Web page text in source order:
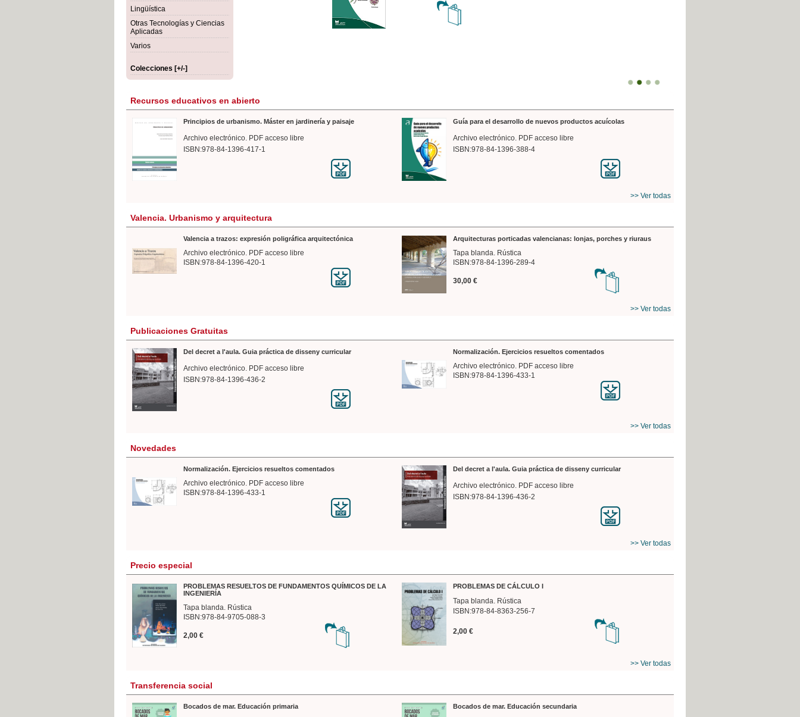
Lingüística
Otras Tecnologías y Ciencias
Aplicadas
Varios
Colecciones [+/-]
Recursos educativos en abierto
Principios de urbanismo. Máster en jardinería y paisaje
Archivo electrónico. PDF acceso libre
ISBN:978-84-1396-417-1
Guía para el desarrollo de nuevos productos acuícolas
Archivo electrónico. PDF acceso libre
ISBN:978-84-1396-388-4
>> Ver todas
Valencia. Urbanismo y arquitectura
Valencia a trazos: expresión poligráfica arquitectónica
Archivo electrónico. PDF acceso libre
ISBN:978-84-1396-420-1
Arquitecturas porticadas valencianas: lonjas, porches y riuraus
Tapa blanda. Rústica
ISBN:978-84-1396-289-4
30,00 €
>> Ver todas
Publicaciones Gratuitas
Del decret a l'aula. Guia práctica de disseny curricular
Archivo electrónico. PDF acceso libre
ISBN:978-84-1396-436-2
Normalización. Ejercicios resueltos comentados
Archivo electrónico. PDF acceso libre
ISBN:978-84-1396-433-1
>> Ver todas
Novedades
Normalización. Ejercicios resueltos comentados
Archivo electrónico. PDF acceso libre
ISBN:978-84-1396-433-1
Del decret a l'aula. Guia práctica de disseny curricular
Archivo electrónico. PDF acceso libre
ISBN:978-84-1396-436-2
>> Ver todas
Precio especial
PROBLEMAS RESUELTOS DE FUNDAMENTOS QUÍMICOS DE LA
INGENIERÍA
Tapa blanda. Rústica
ISBN:978-84-9705-088-3
2,00 €
PROBLEMAS DE CÁLCULO I
Tapa blanda. Rústica
ISBN:978-84-8363-256-7
2,00 €
>> Ver todas
Transferencia social
Bocados de mar. Educación primaria Bocados de mar. Educación secundaria